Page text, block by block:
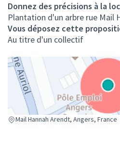
Donnez des précisions à la
Plantation d'un arbre rue Mail
Vous déposez cette
Au titre d'un collectif
Mail Hannah Arendt, Angers, France
(Lien externe)